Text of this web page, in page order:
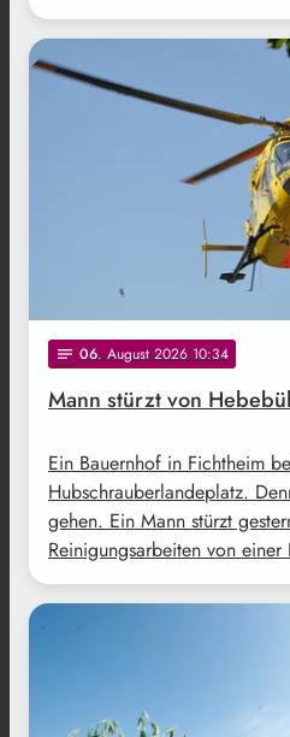
notes 06. August 2026 10:34
Mann stürzt von
Ein Bauernhof in Fichtheim
Hubschrauberlandeplatz.
gehen. Ein Mann stürzt
Reinigungsarbeiten von